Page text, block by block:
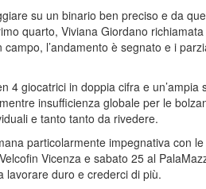
su un binario ben preciso e da
quarto, Viviana Giordano
l’andamento è segnato e i
4 giocatrici in doppia cifra e
insufficienza globale per le
e tanto tanto da rivedere.
particolarmente impegnativa con
Vicenza e sabato 25 al
lavorare duro e crederci di più.